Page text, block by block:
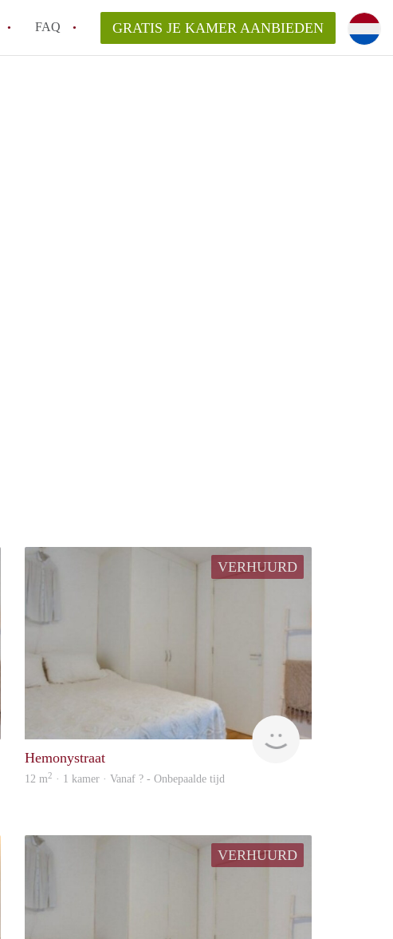
FAQ
voor een onzelfstandige woonruimte (kamer) in
GRATIS JE KAMER AANBIEDEN
VERHUURD
rent
Hemonystraat
12 m2 · 1 kamer · Vanaf ? - Onbepaalde tijd
VERHUURD